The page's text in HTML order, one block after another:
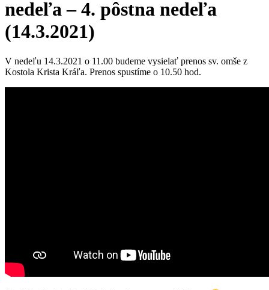
nedeľa – 4. pôstna nedeľa
(14.3.2021)
V nedeľu 14.3.2021 o 11.00 budeme vysielať prenos sv. omše z
Kostola Krista Kráľa. Prenos spustíme o 10.50 hod.